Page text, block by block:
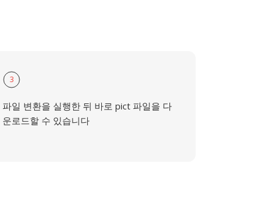
3
파일 변환을 실행한 뒤 바로 pict 파일을 다
운로드할 수 있습니다